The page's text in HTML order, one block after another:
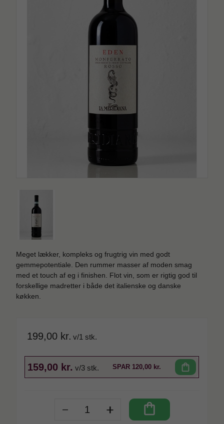
Meget lækker, kompleks og frugtrig vin med godt
gemmepotentiale. Den rummer masser af moden smag
med et touch af eg i finishen. Flot vin, som er rigtig god til
forskellige madretter i både det italienske og danske
køkken.
199,00 kr. v/1 stk.
159,00 kr. v/3 stk. SPAR 120,00 kr. shopping_bag
- + shopping_bag